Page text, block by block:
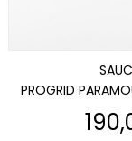
PROGRID
Prix